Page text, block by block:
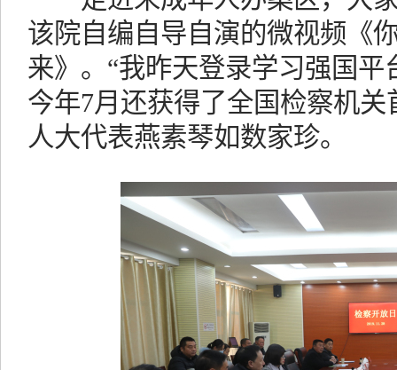
该院自编自导自演的微视频《
来》。“我昨天登录学习强国
今年7月还获得了全国检察机
人大代表燕素琴如数家珍。